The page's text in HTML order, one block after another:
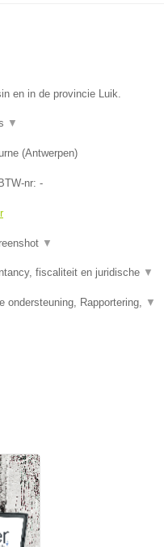
en in de provincie Luik.
▼
(Antwerpen)
nr: -
▼
fiscaliteit en juridische ▼
ondersteuning, Rapportering, ▼